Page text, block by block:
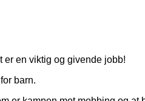
en viktig og givende jobb!
barn.